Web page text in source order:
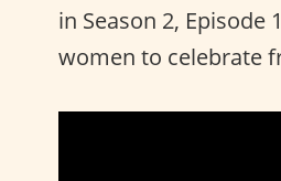
in Season 2, Episode
women to celebrate